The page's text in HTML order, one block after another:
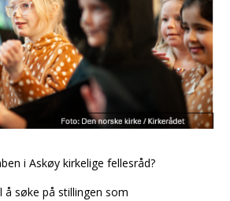
i Askøy kirkelige fellesråd?
å søke på stillingen som